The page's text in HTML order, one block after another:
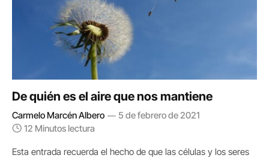
De quién es el aire que nos mantiene
Carmelo Marcén Albero
5 de febrero de 2021
12 Minutos lectura
Esta entrada recuerda el hecho de que las células y los seres